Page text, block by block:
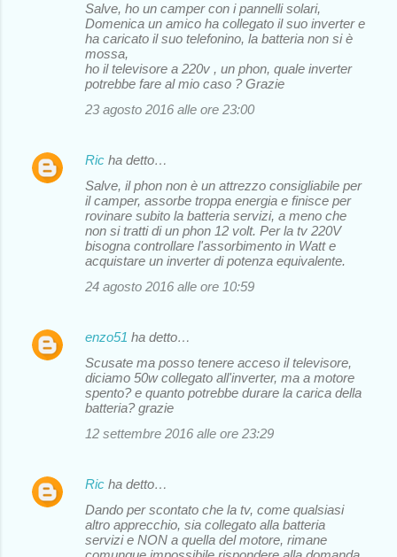
Salve, ho un camper con i pannelli solari,
Domenica un amico ha collegato il suo inverter e
ha caricato il suo telefonino, la batteria non si è
mossa,
ho il televisore a 220v , un phon, quale inverter
potrebbe fare al mio caso ? Grazie
23 agosto 2016 alle ore 23:00
Ric ha detto…
Salve, il phon non è un attrezzo consigliabile per
il camper, assorbe troppa energia e finisce per
rovinare subito la batteria servizi, a meno che
non si tratti di un phon 12 volt. Per la tv 220V
bisogna controllare l'assorbimento in Watt e
acquistare un inverter di potenza equivalente.
24 agosto 2016 alle ore 10:59
enzo51 ha detto…
Scusate ma posso tenere acceso il televisore,
diciamo 50w collegato all'inverter, ma a motore
spento? e quanto potrebbe durare la carica della
batteria? grazie
12 settembre 2016 alle ore 23:29
Ric ha detto…
Dando per scontato che la tv, come qualsiasi
altro apprecchio, sia collegato alla batteria
servizi e NON a quella del motore, rimane